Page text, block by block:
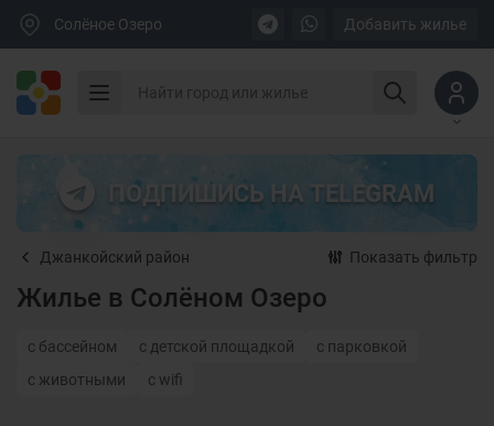
Солёное Озеро Добавить жилье
ПОДПИШИСЬ НА TELEGRAM
Джанкойский район Показать фильтр
Жилье в Солёном Озеро
с бассейном с детской площадкой
с парковкой
с животными
с wifi